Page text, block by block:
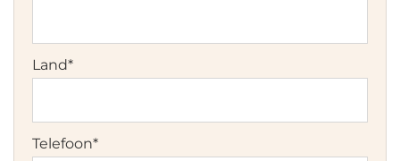
Land*
Telefoon*